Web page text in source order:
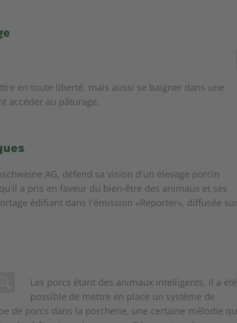
en toute liberté, mais aussi se baigner dans une
accéder au pâturage.
AG, défend sa vision d'un élevage porcin
a pris en faveur du bien-être des animaux et ses
édifiant dans l'émission «Reporter», diffusée
Les porcs étant des animaux intelligents, il a été
possible de mettre en place un système de
de porcs dans la porcherie, une certaine mélodie